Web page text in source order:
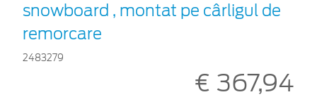
snowboard , montat pe cârligul de
remorcare
2483279
€ 367,94